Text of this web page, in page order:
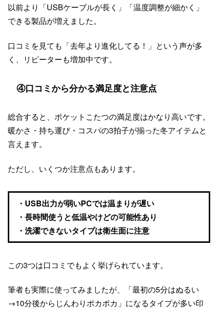
以前より「USBケーブルが長く」「温度調整が細かく」
できる製品が増えました。
口コミを見ても「去年より進化してる！」という声が多
く、リピーターも増加中です。
④口コミから分かる満足度と注意点
総合すると、ポケットこたつの満足度はかなり高いです。
暖かさ・持ち運び・コスパの3拍子が揃った冬アイテムと
言えます。
ただし、いくつか注意点もあります。
・USB出力が弱いPCでは温まりが遅い
・長時間使うと低温やけどの可能性あり
・洗濯できないタイプは衛生面に注意
この3つは口コミでもよく挙げられています。
筆者も実際に使ってみましたが、「最初の5分はぬるい
→10分後からじんわりポカポカ」になるタイプが多い印